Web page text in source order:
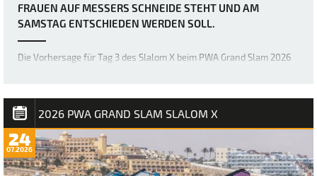
FRAUEN AUF MESSERS SCHNEIDE STEHT UND AM
SAMSTAG ENTSCHIEDEN WERDEN SOLL.
Die Vorhersage für Tag 3 des Slalom X beim PWA Grand Slam 2026
50 Knoten hätten sich viele wohl kaum vorstellen können, wie
brutal es in Sotavento manchmal zug…
2026 PWA GRAND SLAM SLALOM X
24
07.2026